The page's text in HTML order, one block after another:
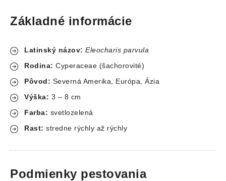
Základné informácie
Latinský názov: Eleocharis parvula
Rodina: Cyperaceae (šachorovité)
Pôvod: Severná Amerika, Európa, Ázia
Výška: 3 – 8 cm
Farba: svetlozelená
Rast: stredne rýchly až rýchly
Podmienky pestovania